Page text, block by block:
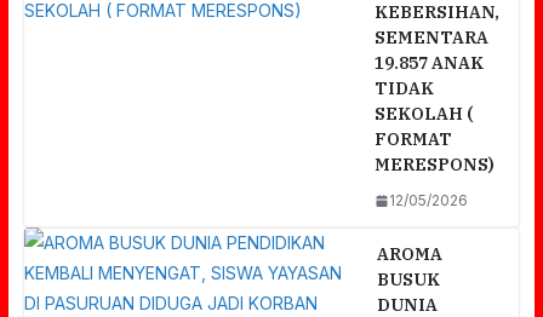
KEBERSIHAN,
SEMENTARA
19.857 ANAK
TIDAK
SEKOLAH (
FORMAT
MERESPONS)
12/05/2026
AROMA
BUSUK
DUNIA